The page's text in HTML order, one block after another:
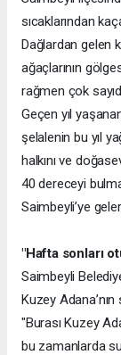
sıcaklarından
Dağlardan gelen
ağaçlarının
rağmen çok
Geçen yıl
şelalenin bu yıl
halkını ve
40 dereceyi
Saimbeyli’ye
"Hafta sonları
Saimbeyli
Kuzey
"Burası Kuzey
bu zamanlarda